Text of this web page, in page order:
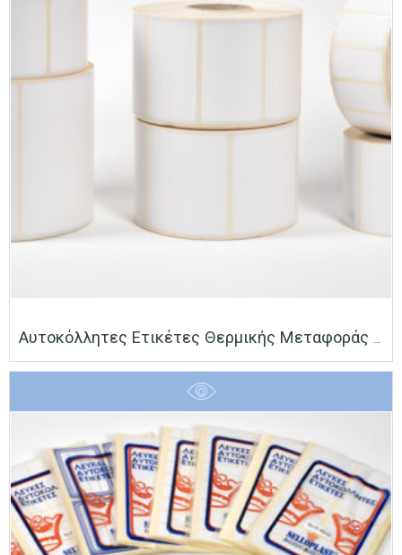
Αυτοκόλλητες Ετικέτες Θερμικής Μεταφοράς (transfer) Barcode Σε Ρολό